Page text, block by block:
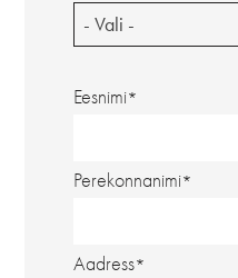
- Vali -
Eesnimi
Perekonnanimi
Aadress